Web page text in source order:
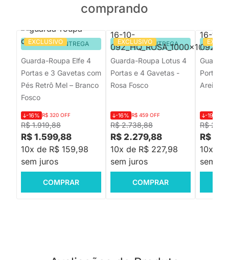
comprando
EXCLUSIVO
PRONTA ENTREGA
Guarda-Roupa Elfe 4
Portas e 3 Gavetas com
Pés Retrô Mel – Branco
Fosco
R$ 1.919,88
-16% R$ 320 OFF
R$ 1.599,88
10x de R$ 159,98
sem juros
COMPRAR
EXCLUSIVO
PRONTA ENTREGA
Guarda-Roupa Lotus 4
Portas e 4 Gavetas -
Rosa Fosco
R$ 2.738,88
-16% R$ 459 OFF
R$ 2.279,88
10x de R$ 227,98
sem juros
COMPRAR
Portas
Areia
R$
-19%
R$
10x de
sem